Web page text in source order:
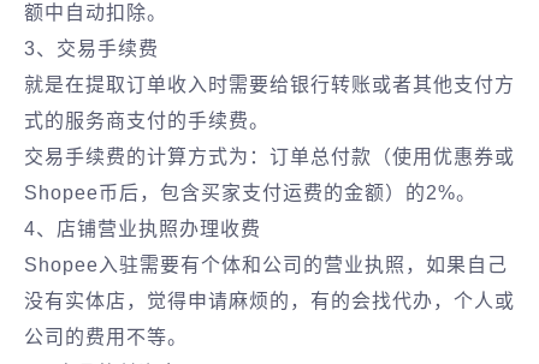
额中自动扣除。
3、交易手续费
就是在提取订单收入时需要给银行转账或者其他支付方
式的服务商支付的手续费。
交易手续费的计算方式为：订单总付款（使用优惠券或
Shopee币后，包含买家支付运费的金额）的2%。
4、店铺营业执照办理收费
Shopee入驻需要有个体和公司的营业执照，如果自己
没有实体店，觉得申请麻烦的，有的会找代办，个人或
公司的费用不等。